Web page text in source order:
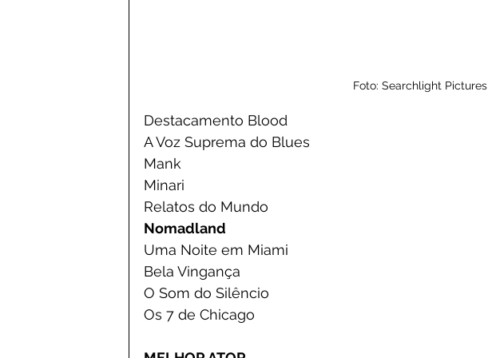
Foto: Searchlight Pictures
Destacamento Blood
A Voz Suprema do Blues
Mank
Minari
Relatos do Mundo
Nomadland
Uma Noite em Miami
Bela Vingança
O Som do Silêncio
Os 7 de Chicago